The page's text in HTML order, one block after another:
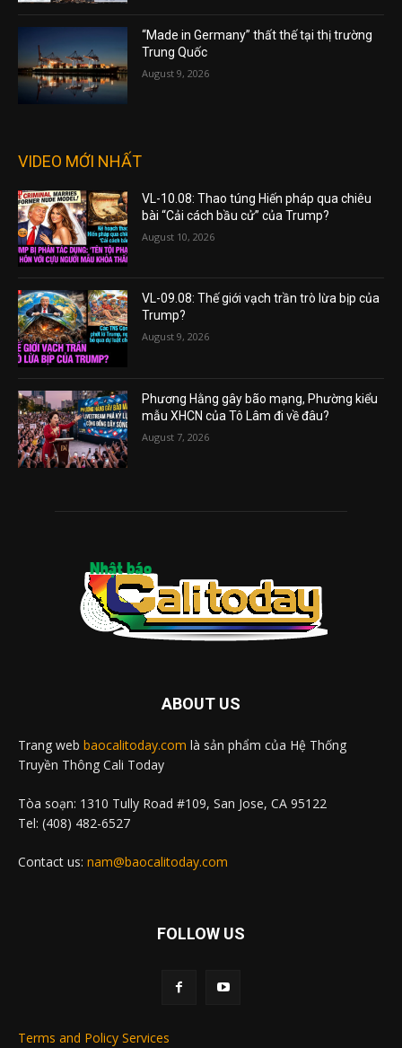
“Made in Germany” thất thế tại thị trường
Trung Quốc
August 9, 2026
VIDEO MỚI NHẤT
VL-10.08: Thao túng Hiến pháp qua chiêu
bài “Cải cách bầu cử” của Trump?
August 10, 2026
VL-09.08: Thế giới vạch trần trò lừa bịp của
Trump?
August 9, 2026
Phương Hằng gây bão mạng, Phường kiểu
mẫu XHCN của Tô Lâm đi về đâu?
August 7, 2026
ABOUT US
Trang web baocalitoday.com là sản phẩm của Hệ Thống
Truyền Thông Cali Today
Tòa soạn: 1310 Tully Road #109, San Jose, CA 95122
Tel: (408) 482-6527
Contact us: nam@baocalitoday.com
FOLLOW US
Terms and Policy Services